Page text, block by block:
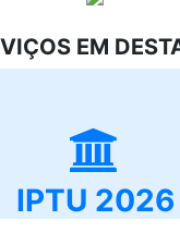
EM
IPTU 2026